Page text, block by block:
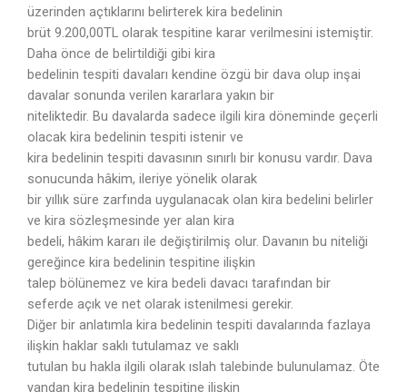
üzerinden açtıklarını belirterek kira bedelinin
brüt 9.200,00TL olarak tespitine karar verilmesini istemiştir.
Daha önce de belirtildiği gibi kira
bedelinin tespiti davaları kendine özgü bir dava olup inşai
davalar sonunda verilen kararlara yakın bir
niteliktedir. Bu davalarda sadece ilgili kira döneminde geçerli
olacak kira bedelinin tespiti istenir ve
kira bedelinin tespiti davasının sınırlı bir konusu vardır. Dava
sonucunda hâkim, ileriye yönelik olarak
bir yıllık süre zarfında uygulanacak olan kira bedelini belirler
ve kira sözleşmesinde yer alan kira
bedeli, hâkim kararı ile değiştirilmiş olur. Davanın bu niteliği
gereğince kira bedelinin tespitine ilişkin
talep bölünemez ve kira bedeli davacı tarafından bir
seferde açık ve net olarak istenilmesi gerekir.
Diğer bir anlatımla kira bedelinin tespiti davalarında fazlaya
ilişkin haklar saklı tutulamaz ve saklı
tutulan bu hakla ilgili olarak ıslah talebinde bulunulamaz. Öte
yandan kira bedelinin tespitine ilişkin